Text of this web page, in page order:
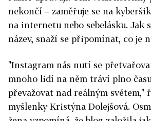
nekončí – zaměřuje se na
na internetu nebo sebelásku. Jak
název, snaží se připomínat, co je
"Instagram nás nutí se
mnoho lidí na něm tráví plno
převažovat nad reálným světem,"
myšlenky Kristýna Dolejšová.